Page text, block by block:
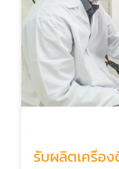
รับผลิตเครื่อ